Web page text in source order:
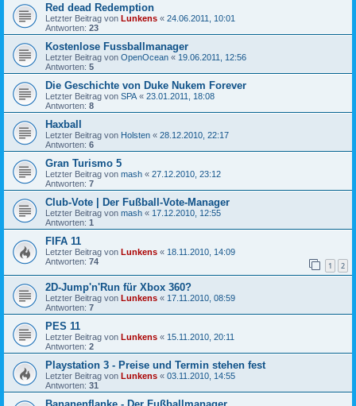
Red dead Redemption
Letzter Beitrag von Lunkens « 24.06.2011, 10:01
Antworten: 23
Kostenlose Fussballmanager
Letzter Beitrag von OpenOcean « 19.06.2011, 12:56
Antworten: 5
Die Geschichte von Duke Nukem Forever
Letzter Beitrag von SPA « 23.01.2011, 18:08
Antworten: 8
Haxball
Letzter Beitrag von Holsten « 28.12.2010, 22:17
Antworten: 6
Gran Turismo 5
Letzter Beitrag von mash « 27.12.2010, 23:12
Antworten: 7
Club-Vote | Der Fußball-Vote-Manager
Letzter Beitrag von mash « 17.12.2010, 12:55
Antworten: 1
FIFA 11
Letzter Beitrag von Lunkens « 18.11.2010, 14:09
Antworten: 74 1 2
2D-Jump'n'Run für Xbox 360?
Letzter Beitrag von Lunkens « 17.11.2010, 08:59
Antworten: 7
PES 11
Letzter Beitrag von Lunkens « 15.11.2010, 20:11
Antworten: 2
Playstation 3 - Preise und Termin stehen fest
Letzter Beitrag von Lunkens « 03.11.2010, 14:55
Antworten: 31